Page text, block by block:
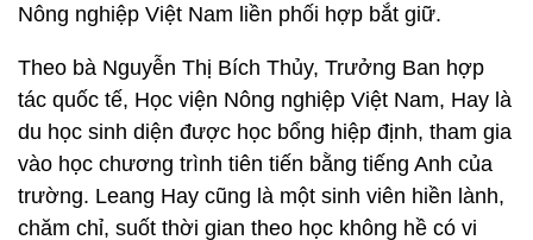
Nông nghiệp Việt Nam liền phối hợp bắt giữ.
Theo bà Nguyễn Thị Bích Thủy, Trưởng Ban hợp
tác quốc tế, Học viện Nông nghiệp Việt Nam, Hay là
du học sinh diện được học bổng hiệp định, tham gia
vào học chương trình tiên tiến bằng tiếng Anh của
trường. Leang Hay cũng là một sinh viên hiền lành,
chăm chỉ, suốt thời gian theo học không hề có vi